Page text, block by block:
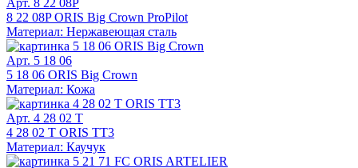
Арт. 8 22 08P
8 22 08P ORIS Big Crown ProPilot
Материал: Нержавеющая сталь
Арт. 5 18 06
5 18 06 ORIS Big Crown
Материал: Кожа
Арт. 4 28 02 T
4 28 02 T ORIS TT3
Материал: Каучук